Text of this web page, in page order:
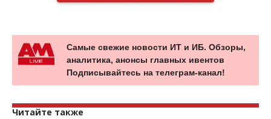
Самые свежие новости ИТ и ИБ. Обзоры,
аналитика, анонсы главных ивентов
Подписывайтесь на телеграм-канал!
Читайте также